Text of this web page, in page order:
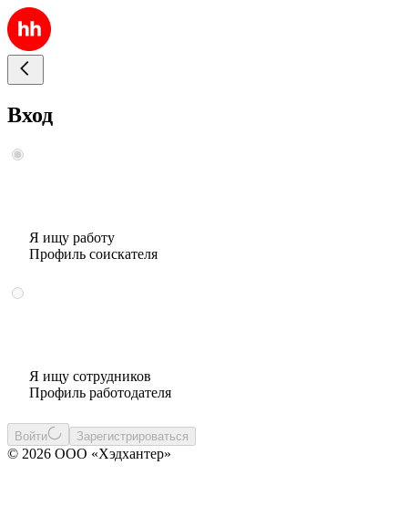
Вход
Я ищу работу
Профиль соискателя
Я ищу сотрудников
Профиль работодателя
Войти Зарегистрироваться
© 2026 ООО «Хэдхантер»